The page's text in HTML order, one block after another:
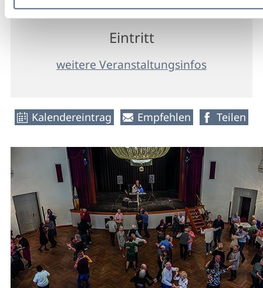
freier
Eintritt
weitere Veranstaltungsinfos
Kalendereintrag Empfehlen Teilen